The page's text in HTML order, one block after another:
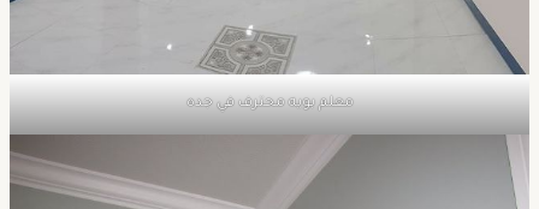
معلم بويه محترف في جده